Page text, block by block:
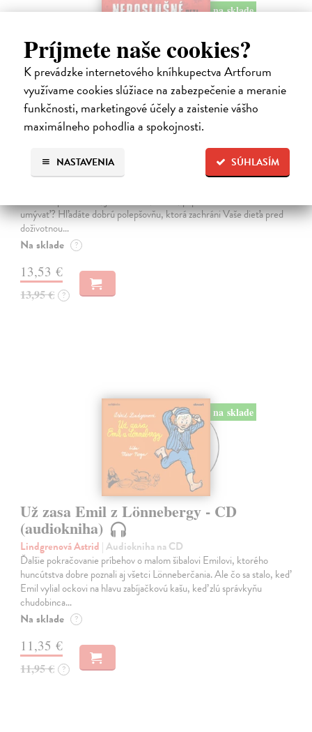
Príjmete naše cookies?
K prevádzke internetového kníhkupectva Artforum
využívame cookies slúžiace na zabezpečenie a meranie
funkčnosti, marketingové účely a zaistenie vášho
maximálneho pohodlia a spokojnosti.
SÚHLASÍM
NASTAVENIA
na sklade
Rozprávky pre neposlušné deti a ich
starostivých rodičov - CD (audiokniha)
Taragel Dušan| Audiokniha na CD
umývať? Hľadáte dobrú polepšovňu, ktorá zachráni Vaše dieťa pred
doživotnou…
Na sklade ?
13,53 €
13,95 € ?
na sklade
Už zasa Emil z Lönnebergy - CD
(audiokniha)
Lindgrenová Astrid | Audiokniha na CD
Ďalšie pokračovanie príbehov o malom šibalovi Emilovi, ktorého
huncútstva dobre poznali aj všetci Lönneberčania. Ale čo sa stalo, keď
Emil vylial ockovi na hlavu zabíjačkovú kašu, keď zlú správkyňu
chudobinca…
Na sklade ?
11,35 €
11,95 € ?